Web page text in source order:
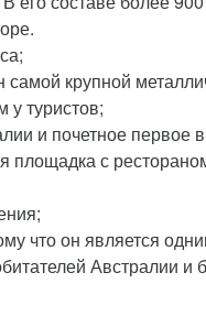
крупной
у туристов;
и почетное первое
с
что он является
Австралии и